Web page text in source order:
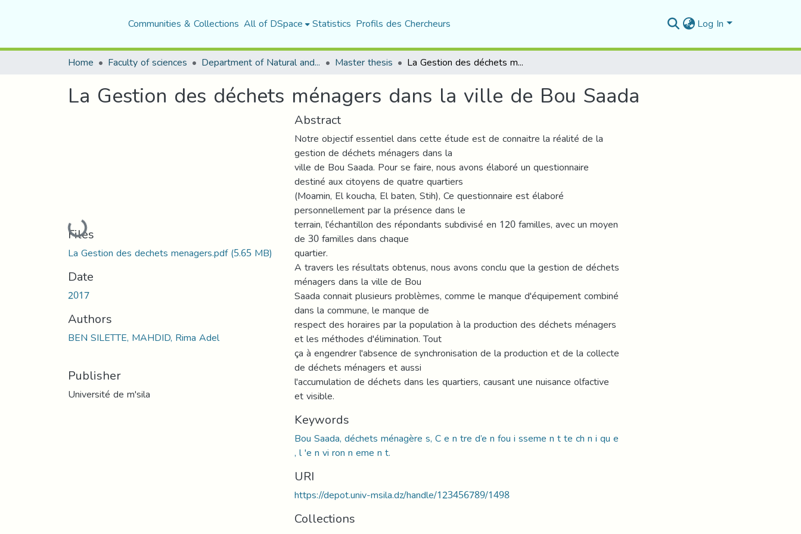
Communities & Collections All of DSpace Statistics Profils des Chercheurs Log In
Home Faculty of sciences Department of Natural and Life Sciences Master thesis La Gestion des déchets ménagers dans la ville de Bou Saada
La Gestion des déchets ménagers dans la ville de Bou Saada
Loading...
Files
La Gestion des dechets menagers.pdf(5.65 MB)
Date
2017
Authors
BEN SILETTE, MAHDID, Rima Adel
Publisher
Université de m'sila
Abstract
Notre objectif essentiel dans cette étude est de connaitre la réalité de la
gestion de déchets ménagers dans la
ville de Bou Saada. Pour se faire, nous avons élaboré un questionnaire
destiné aux citoyens de quatre quartiers
(Moamin, El koucha, El baten, Stih), Ce questionnaire est élaboré
personnellement par la présence dans le
terrain, l'échantillon des répondants subdivisé en 120 familles, avec un moyen
de 30 familles dans chaque
quartier.
A travers les résultats obtenus, nous avons conclu que la gestion de déchets
ménagers dans la ville de Bou
Saada connait plusieurs problèmes, comme le manque d'équipement combiné
dans la commune, le manque de
respect des horaires par la population à la production des déchets ménagers
et les méthodes d'élimination. Tout
ça à engendrer l'absence de synchronisation de la production et de la collecte
de déchets ménagers et aussi
l'accumulation de déchets dans les quartiers, causant une nuisance olfactive
et visible.
Keywords
Bou Saada, déchets ménagère s, C e n tre d’e n fou i sseme n t te ch n i qu e
, l 'e n vi ron n eme n t.
URI
https://depot.univ-msila.dz/handle/123456789/1498
Collections